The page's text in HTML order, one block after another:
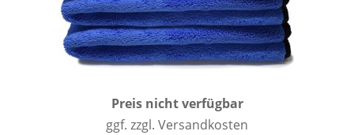
Preis nicht verfügbar
ggf. zzgl. Versandkosten